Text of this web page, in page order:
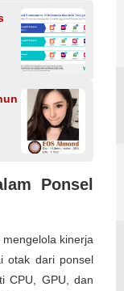
Ponsel
kinerja
otak dari ponsel
CPU, GPU, dan